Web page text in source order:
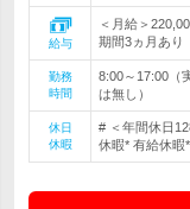
給与
＜月給＞
期間3ヵ月あり
勤務
時間
8:00～17:00（
は無し）
休日
休暇
# ＜年間休日
休暇* 有給休暇